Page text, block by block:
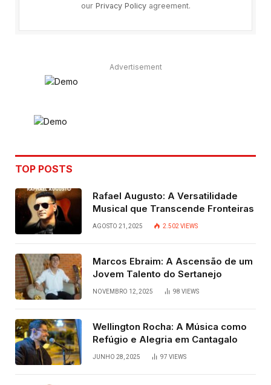
our Privacy Policyagreement.
Advertisement
TOP POSTS
Rafael Augusto: A Versatilidade
Musical que Transcende Fronteiras
AGOSTO 21, 2025 2.502 VIEWS
Marcos Ebraim: A Ascensão de um
Jovem Talento do Sertanejo
NOVEMBRO 12, 2025 98 VIEWS
Wellington Rocha: A Música como
Refúgio e Alegria em Cantagalo
JUNHO 28, 2025 97 VIEWS